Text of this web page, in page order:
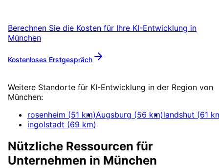
Berechnen Sie die Kosten für Ihre KI-Entwicklung in
München
Kostenloses Erstgespräch
Weitere Standorte für KI-Entwicklung in der Region von
München:
rosenheim (51 km)Augsburg (56 km)landshut (61
ingolstadt (69 km)
Nützliche Ressourcen für
Unternehmen in München